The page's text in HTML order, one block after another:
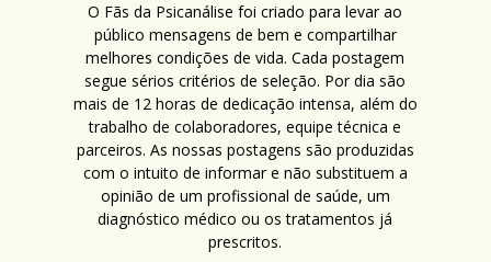
O Fãs da Psicanálise foi criado para levar ao
público mensagens de bem e compartilhar
melhores condições de vida. Cada postagem
segue sérios critérios de seleção. Por dia são
mais de 12 horas de dedicação intensa, além do
trabalho de colaboradores, equipe técnica e
parceiros. As nossas postagens são produzidas
com o intuito de informar e não substituem a
opinião de um profissional de saúde, um
diagnóstico médico ou os tratamentos já
prescritos.